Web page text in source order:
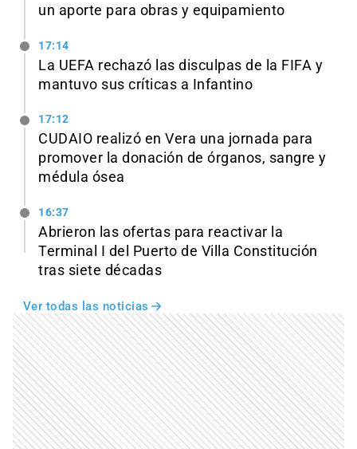
un aporte para obras y equipamiento
17:14
La UEFA rechazó las disculpas de la FIFA y
mantuvo sus críticas a Infantino
17:12
CUDAIO realizó en Vera una jornada para
promover la donación de órganos, sangre y
médula ósea
16:37
Abrieron las ofertas para reactivar la
Terminal I del Puerto de Villa Constitución
tras siete décadas
Ver todas las noticias